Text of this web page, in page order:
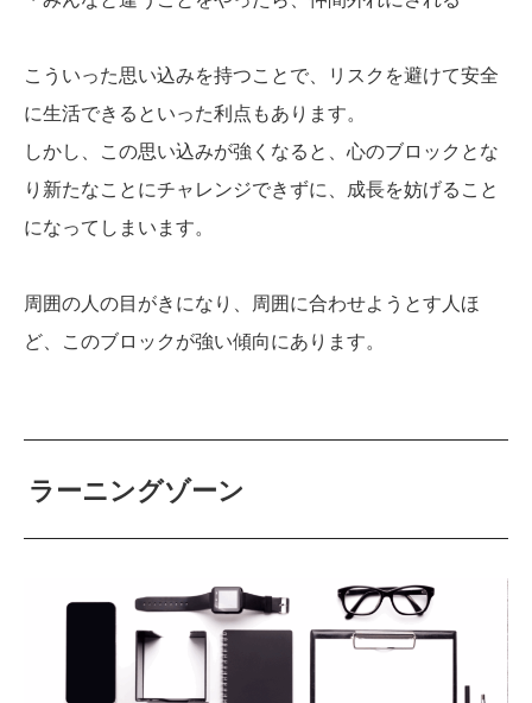
こういった思い込みを持つことで、リスクを避けて安全
に生活できるといった利点もあります。
しかし、この思い込みが強くなると、心のブロックとな
り新たなことにチャレンジできずに、成長を妨げること
になってしまいます。
周囲の人の目がきになり、周囲に合わせようとす人ほ
ど、このブロックが強い傾向にあります。
ラーニングゾーン